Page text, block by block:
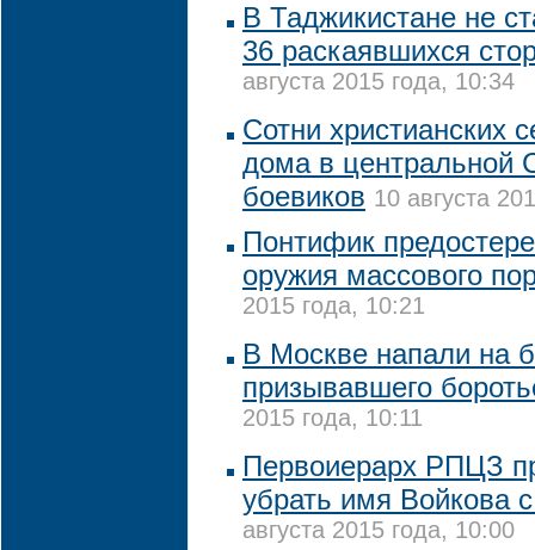
В Таджикистане не
36 раскаявшихся
августа 2015 года, 10:34
Сотни христианских
дома в центральной
боевиков 10 августа
Понтифик
оружия массового
2015 года, 10:21
В Москве напали на
призывавшего
2015 года, 10:11
Первоиерарх РПЦЗ
убрать имя Войкова
августа 2015 года, 10:00